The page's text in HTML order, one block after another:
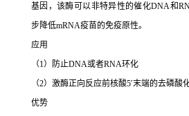
基因，该酶可以非特异性的催化DNA和
步降低mRNA疫苗的免疫原性。
应用
（1）防止DNA或者RNA环化
（2）激酶正向反应前核酸5′末端的去磷酸
优势